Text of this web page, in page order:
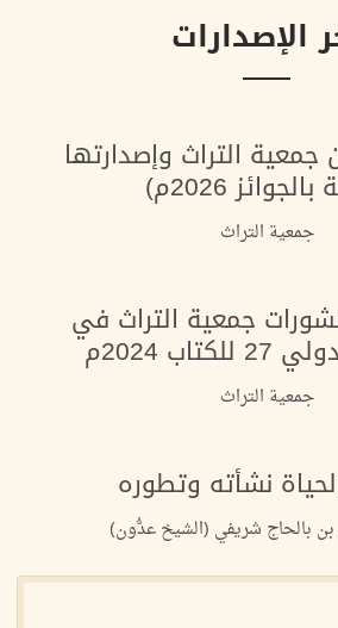
الإصدارات
جمعية التراث وإصدارتها
2026م)
جمعية التراث
جمعية التراث في
2024م
جمعية التراث
نشأته وتطوره
بالحاج شريفي (الشيخ عدُّون)